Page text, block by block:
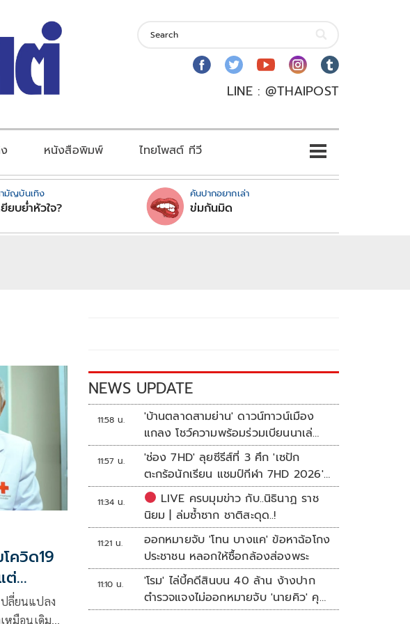
LINE : @THAIPOST
หนังสือพิมพ์ ไทยโพสต์ ทีวี
มัญบันเทิง
ยบย่ำหัวใจ?
คันปากอยากเล่า
ข่มกันมิด
ควิด19
ต่
ลี่ยนแปลง
หมือนเดิม
NEWS UPDATE
11:58 น.
'บ้านตลาดสามย่าน' ดาวน์ทาวน์เมือง
แกลง โชว์ความพร้อมร่วมเบียนนาเล่
ระยอง
11:57 น.
'ช่อง 7HD' ลุยซีรีส์ที่ 3 ศึก 'เซปัก
ตะกร้อนักเรียน แชมป์กีฬา 7HD 2026'
เปิดรับทีมหญิงครั้งแรก
11:34 น.
LIVE ครบมุมข่าว กับ..นิธินาฏ ราช
นิยม | ล่มซ้ำซาก ชาติสะดุด..!
11:21 น.
ออกหมายจับ 'โทน บางแค' ข้อหาฉ้อโกง
ประชาชน หลอกให้ซื้อกล้องส่องพระ
11:10 น.
'โรม' ไล่บี้คดีสินบน 40 ล้าน ง้างปาก
ตำรวจแจงไม่ออกหมายจับ 'นายคิว' คุม
เว็บพนัน